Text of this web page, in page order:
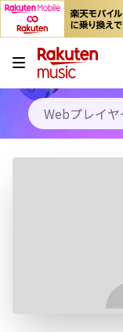
キャンペーン
料金プラン
使い方